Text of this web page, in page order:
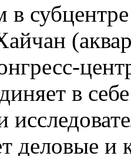
в
в
деловые и